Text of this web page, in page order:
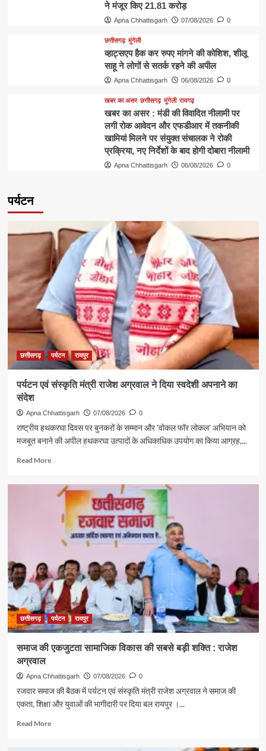
ने मंजूर किए 21.81 करोड़
Apna Chhattisgarh 07/08/2026 0
छत्तीसगढ़ मुंगेली
व्हाट्सएप हैक कर रुपए मांगने की कोशिश, शीलू
साहू ने लोगों से सतर्क रहने की अपील
Apna Chhattisgarh 06/08/2026 0
खबर का असर छत्तीसगढ़ मुंगेली रायगढ़
खबर का असर : मंडी की विवादित नीलामी पर
लगी रोक आवेदन और एफडीआर में तकनीकी
खामियां मिलने पर संयुक्त संचालक ने रोकी
प्रक्रिया, नए निर्देशों के बाद होगी दोबारा नीलामी
Apna Chhattisgarh 06/08/2026 0
पर्यटन
छत्तीसगढ़ पर्यटन रायपुर
पर्यटन एवं संस्कृति मंत्री राजेश अग्रवाल ने दिया स्वदेशी अपनाने का
संदेश
Apna Chhattisgarh 07/08/2026 0
राष्ट्रीय हथकरघा दिवस पर बुनकरों के सम्मान और 'वोकल फॉर लोकल' अभियान को
मजबूत बनाने की अपील हथकरघा उत्पादों के अधिकाधिक उपयोग का किया आग्रह,...
Read MoreRead
पर्यटन
संस्कृति
मंत्री
राजेश
अग्रवाल
दिया
स्वदेशी
अपनाने
का
संदेश
छत्तीसगढ़ पर्यटन रायपुर
समाज की एकजुटता सामाजिक विकास की सबसे बड़ी शक्ति : राजेश
अग्रवाल
Apna Chhattisgarh 07/08/2026 0
रजवार समाज की बैठक में पर्यटन एवं संस्कृति मंत्री राजेश अग्रवाल ने समाज की
एकता, शिक्षा और युवाओं की भागीदारी पर दिया बल रायपुर ।...
Read MoreRead